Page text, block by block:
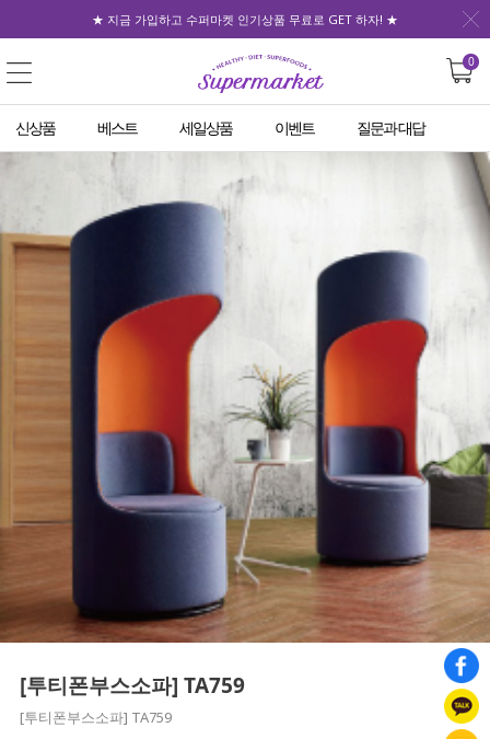
★ 지금 가입하고 수퍼마켓 인기상품 무료로 GET 하자! ★
0
신상품 베스트 세일상품 이벤트 질문과 대답
[투티폰부스소파] TA759
[투티폰부스소파] TA759